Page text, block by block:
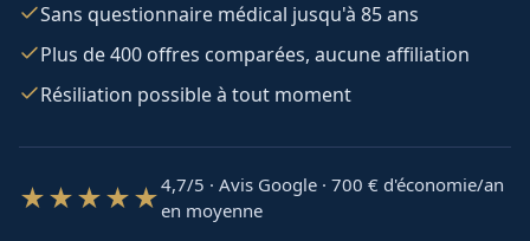
Sans questionnaire médical jusqu'à 85 ans
Plus de 400 offres comparées, aucune affiliation
Résiliation possible à tout moment
★★★★★4,7/5 · Avis Google · 700 € d'économie/an
en moyenne